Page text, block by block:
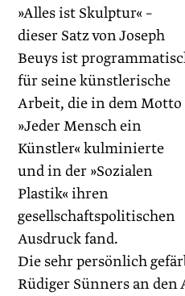
»Alles ist Skulptur« –
dieser Satz von Joseph
Beuys ist
für seine künstlerische
Arbeit, die in dem Motto
»Jeder Mensch ein
Künstler« kulminierte
und in der »Sozialen
Plastik« ihren
gesellschaftspolitischen
Ausdruck fand.
Die sehr persönlich
Rüdiger Sünners an